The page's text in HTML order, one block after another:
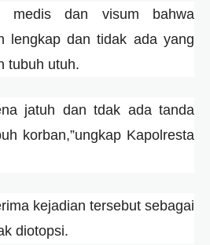
medis dan visum bahwa
lengkap dan tidak ada yang
tubuh utuh.
jatuh dan tdak ada tanda
korban,”ungkap Kapolresta
kejadian tersebut sebagai
diotopsi.